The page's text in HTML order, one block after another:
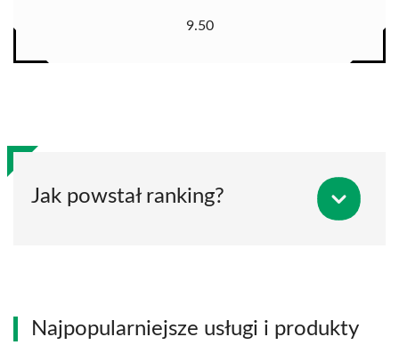
9.50
Jak powstał ranking?
Najpopularniejsze usługi i produkty